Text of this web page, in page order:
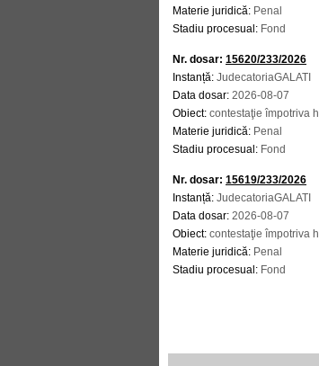
Materie juridică: Penal
Stadiu procesual: Fond
Nr. dosar: 15620/233/2026
Instanță: JudecatoriaGALATI
Data dosar: 2026-08-07
Obiect: contestaţie împotriva
Materie juridică: Penal
Stadiu procesual: Fond
Nr. dosar: 15619/233/2026
Instanță: JudecatoriaGALATI
Data dosar: 2026-08-07
Obiect: contestaţie împotriva
Materie juridică: Penal
Stadiu procesual: Fond